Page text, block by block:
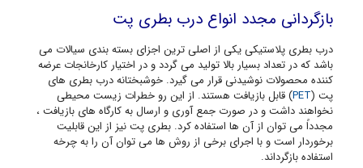
بازگردانی مجدد انواع درب بطری پت
درب بطری پلاستیکی یکی از اصلی ترین اجزای بسته بندی سیالات می
باشد که در تعداد بسیار بالا تولید می گردد و در اختیار کارخانجات عرضه
کننده محصولات نوشیدنی قرار می گیرد. خوشبختانه درب بطری های
پت (PET) قابل بازیافت هستند. از این رو خطرات زیست محیطی
نخواهند داشت و در صورت جمع آوری و ارسال به کارگاه های بازیافت ،
مجدداً می توان از آن ها استفاده کرد. بطری پت نیز از این قابلیت
برخوردار است و با اجرای برخی از روش ها می توان آن را به چرخه
استفاده بازگرداند.